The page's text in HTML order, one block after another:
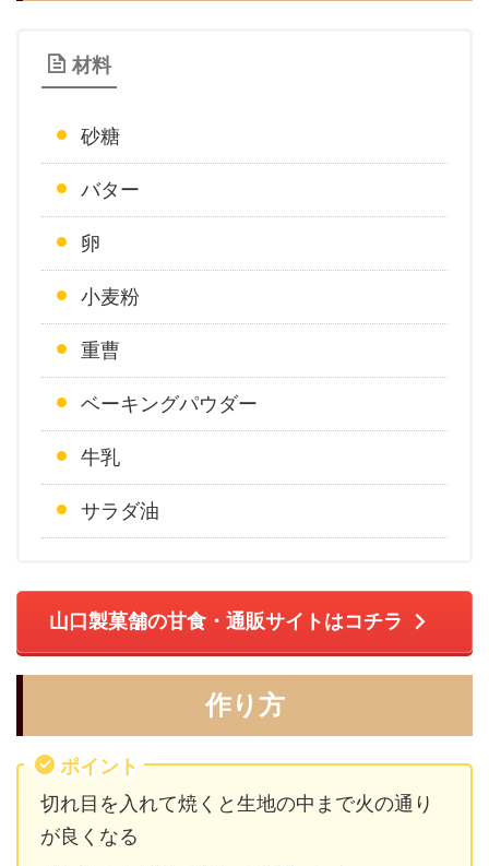
材料
砂糖
バター
卵
小麦粉
重曹
ベーキングパウダー
牛乳
サラダ油
山口製菓舗の甘食・通販サイトはコチラ
作り方
ポイント
切れ目を入れて焼くと生地の中まで火の通り
が良くなる